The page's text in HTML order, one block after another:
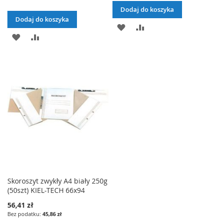
Dodaj do koszyka
DODAJ
ŻYCZEŃ
Dodaj do koszyka
DODAJ
Skoroszyt zwykły A4 biały 250g
(50szt) KIEL-TECH 66x94
56,41 zł
45,86 zł